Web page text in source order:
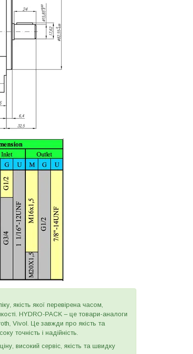
якість якої перевірена часом,
HYDRO-PACK – це товари-аналоги
Vivol. Це завжди про якість та
точність і надійність.
високий сервіс, якість та швидку